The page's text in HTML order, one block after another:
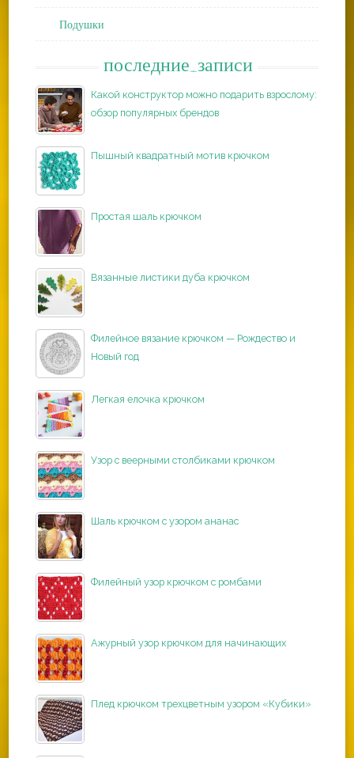
Подушки
последние_записи
Какой конструктор можно подарить взрослому:
обзор популярных брендов
Пышный квадратный мотив крючком
Простая шаль крючком
Вязанные листики дуба крючком
Филейное вязание крючком — Рождество и
Новый год
Легкая елочка крючком
Узор с веерными столбиками крючком
Шаль крючком с узором ананас
Филейный узор крючком с ромбами
Ажурный узор крючком для начинающих
Плед крючком трехцветным узором «Кубики»